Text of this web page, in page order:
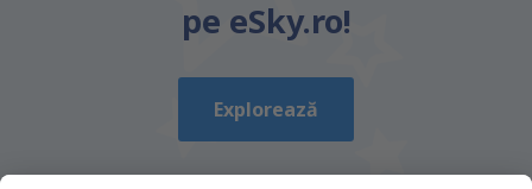
pe eSky.ro!
Explorează